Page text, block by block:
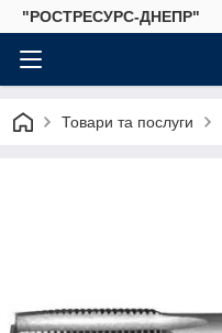
"РОСТРЕСУРС-ДНЕПР"
Товари та послуги